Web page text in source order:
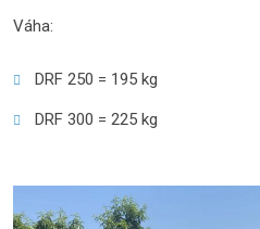
Váha:
DRF 250 = 195 kg
DRF 300 = 225 kg